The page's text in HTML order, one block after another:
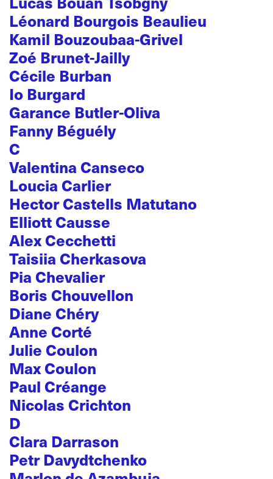
Léonard Bourgois Beaulieu
Kamil Bouzoubaa-Grivel
Zoé Brunet-Jailly
Cécile Burban
Io Burgard
Garance Butler-Oliva
Fanny Béguély
C
Valentina Canseco
Loucia Carlier
Hector Castells Matutano
Elliott Causse
Alex Cecchetti
Taisiia Cherkasova
Pia Chevalier
Boris Chouvellon
Diane Chéry
Anne Corté
Julie Coulon
Max Coulon
Paul Créange
Nicolas Crichton
D
Clara Darrason
Petr Davydtchenko